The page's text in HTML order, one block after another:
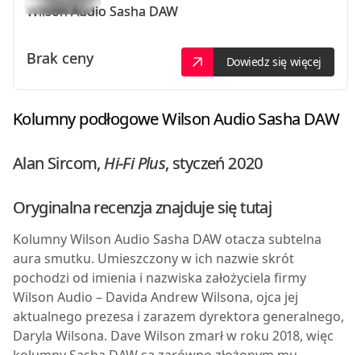
Wilson Audio Sasha DAW
Brak ceny Dowiedz się więcej
Kolumny podłogoweWilson Audio Sasha DAW
Alan Sircom,Hi-Fi Plus, styczeń 2020
Oryginalna recenzja znajduje siętutaj
Kolumny Wilson Audio Sasha DAW otacza subtelna
aura smutku. Umieszczony w ich nazwie skrót
pochodzi od imienia i nazwiska założyciela firmy
Wilson Audio – Davida Andrew Wilsona, ojca jej
aktualnego prezesa i zarazem dyrektora generalnego,
Daryla Wilsona. Dave Wilson zmarł w roku 2018, więc